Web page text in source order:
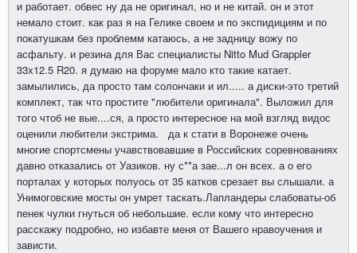
и работает. обвес ну да не оригинал, но и не китай. он и этот
немало стоит. как раз я на Гелике своем и по экспидициям и по
покатушкам без проблемм катаюсь, а не задницу вожу по
асфальту. и резина для Вас специалисты Nitto Mud Grappler
33х12.5 R20. я думаю на форуме мало кто такие катает.
замылились, да просто там солончаки и ил..... а диски-это третий
комплект, так что простите "любители оригинала". Выложил для
того чтоб не вые....ся, а просто интересное на мой взгляд видос
оценили любители экстрима. да к стати в Воронеже очень
многие спортсмены учавствовавшие в Российских соревнованиях
давно отказались от Уазиков. ну с**а зае...л он всех. а о его
порталах у которых полуось от 35 катков срезает вы слышали. а
Унимоговские мосты он умрет таскать.Лапландеры слабоваты-об
пенек чулки гнуться об небольшие. если кому что интересно
расскажу подробно, но избавте меня от Вашего нравоучения и
зависти.